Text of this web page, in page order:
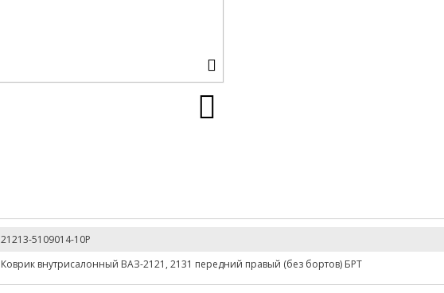
21213-5109014-10Р
Коврик внутрисалонный ВАЗ-2121, 2131 передний правый (без бортов) БРТ